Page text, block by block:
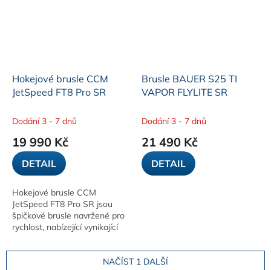
Hokejové brusle CCM
JetSpeed FT8 Pro SR
Dodání 3 - 7 dnů
19 990 Kč
DETAIL
Hokejové brusle CCM
JetSpeed FT8 Pro SR jsou
špičkové brusle navržené pro
rychlost, nabízející vynikající
přesný pohyb. Díky pokročilé
Brusle BAUER S25 TI
VAPOR FLYLITE SR
Dodání 3 - 7 dnů
21 490 Kč
DETAIL
NAČÍST 1 DALŠÍ